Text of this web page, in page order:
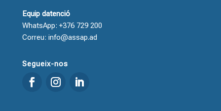
Equip datenció
WhatsApp: +376 729 200
Correu: info@assap.ad
Segueix-nos